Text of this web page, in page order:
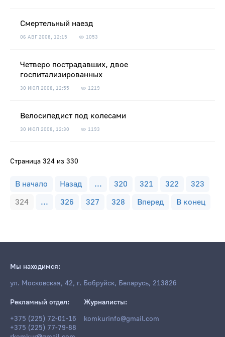
Смертельный наезд
06 АВГ 2008, 12:15 1053
Четверо пострадавших, двое
госпитализированных
30 ИЮЛ 2008, 12:55 1219
Велосипедист под колесами
30 ИЮЛ 2008, 12:30 1193
Страница 324 из 330
В начало Назад ... 320 321 322
323
324
... 326 327 328 Вперед В конец
Мы находимся:
ул. Московская, 42, г. Бобруйск, Беларусь, 213826
Рекламный отдел:
+375 (225) 72-01-16
+375 (225) 77-79-88
Журналисты:
komkurinfo@gmail.com